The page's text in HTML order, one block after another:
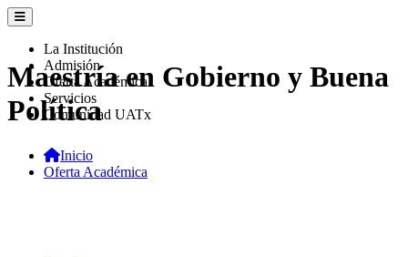
La Institución
Admisión
Oferta Académica
Servicios
Comunidad UATx
Maestría en Gobierno y Buena
Política
Inicio
Oferta Académica